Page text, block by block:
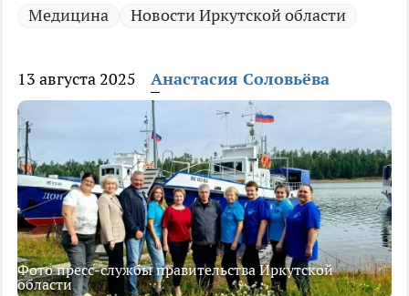
Медицина Новости Иркутской области
13 августа 2025 Анастасия Соловьёва
Фото пресс-службы правительства Иркутской
области